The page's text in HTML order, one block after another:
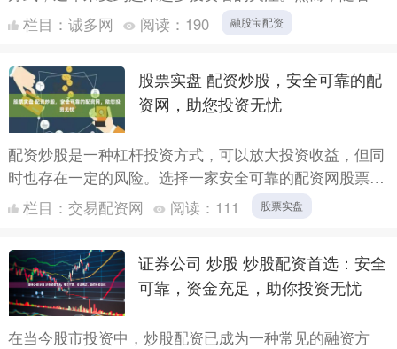
场需求的增长，各类配资平台层出不穷，如何选择一个**
安全、正....
栏目： 诚多网 阅读： 190 融股宝配资
股票实盘 配资炒股，安全可靠的配
资网，助您投资无忧
配资炒股是一种杠杆投资方式，可以放大投资收益，但同
时也存在一定的风险。选择一家安全可靠的配资网股票实
盘至关重要，它可以保障您的资金安全和投资体验。 此
外，配资公....
栏目： 交易配资网 阅读： 111 股票实盘
证券公司 炒股 炒股配资首选：安全
可靠，资金充足，助你投资无忧
在当今股市投资中，炒股配资已成为一种常见的融资方